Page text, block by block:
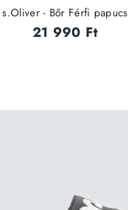
s.Oliver - Bőr Férfi papucs
21 990 Ft